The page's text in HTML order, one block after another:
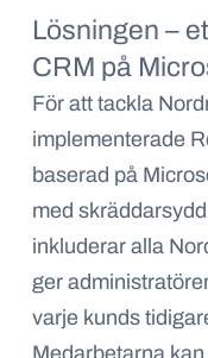
Lösningen –
CRM på
För att tackla
implementerade
baserad på
med
inkluderar alla
ger
varje kunds
Medarbetarna